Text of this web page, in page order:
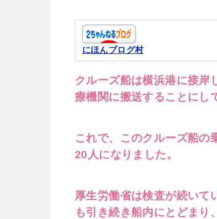
にほんブログ村
クルーズ船は横浜港に接岸
療機関に搬送することにし
これで、このクルーズ船の
20人になりました。
厚生労働省は検査が続いて
も引き続き船内にとどまり